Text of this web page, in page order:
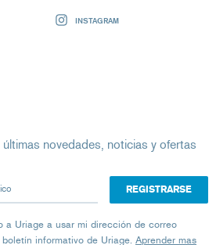
INSTAGRAM
novedades, noticias y ofertas
​​a Uriage a usar mi dirección de correo
informativo de Uriage. Aprender mas